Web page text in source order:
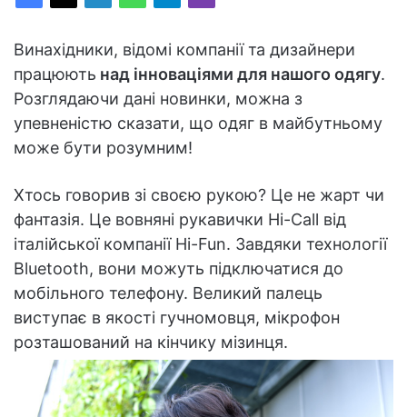
Винахідники, відомі компанії та дизайнери
працюють над інноваціями для нашого одягу.
Розглядаючи дані новинки, можна з
упевненістю сказати, що одяг в майбутньому
може бути розумним!
Хтось говорив зі своєю рукою? Це не жарт чи
фантазія. Це вовняні рукавички Hi-Call від
італійської компанії Hi-Fun. Завдяки технології
Bluetooth, вони можуть підключатися до
мобільного телефону. Великий палець
виступає в якості гучномовця, мікрофон
розташований на кінчику мізинця.